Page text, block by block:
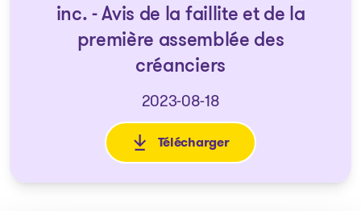
inc. - Avis de la faillite et de la
première assemblée des
créanciers
2023-08-18
Télécharger
: Remorquage Roy &